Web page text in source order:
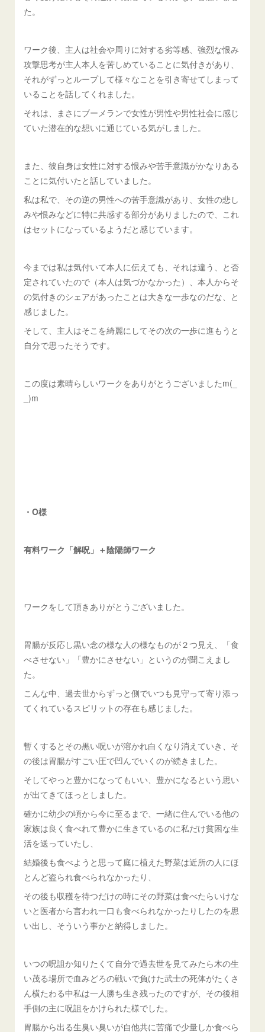
た。
ワーク後、主人は社会や周りに対する劣等感、強烈な恨み
攻撃思考が主人本人を苦しめていることに気付きがあり、
それがずっとループして様々なことを引き寄せてしまって
いることを話してくれました。
それは、まさにブーメランで女性が男性や男性社会に感じ
ていた潜在的な想いに通じている気がしました。
また、彼自身は女性に対する恨みや苦手意識がかなりある
ことに気付いたと話していました。
私は私で、その逆の男性への苦手意識があり、女性の悲し
みや恨みなどに特に共感する部分がありましたので、これ
はセットになっているようだと感じています。
今までは私は気付いて本人に伝えても、それは違う、と否
定されていたので（本人は気づかなかった）、本人からそ
の気付きのシェアがあったことは大きな一歩なのだな、と
感じました。
そして、主人はそこを綺麗にしてその次の一歩に進もうと
自分で思ったそうです。
この度は素晴らしいワークをありがとうございましたm(_
_)m
・O様
有料ワーク「解呪」＋陰陽師ワーク
ワークをして頂きありがとうございました。
胃腸が反応し黒い念の様な人の様なものが２つ見え、「食
べさせない」「豊かにさせない」というのが聞こえまし
た。
こんな中、過去世からずっと側でいつも見守って寄り添っ
てくれているスピリットの存在も感じました。
暫くするとその黒い呪いが溶かれ白くなり消えていき、そ
の後は胃腸がすごい圧で凹んでいくのが続きました。
そしてやっと豊かになってもいい、豊かになるという思い
が出てきてほっとしました。
確かに幼少の頃から今に至るまで、一緒に住んでいる他の
家族は良く食べれて豊かに生きているのに私だけ貧困な生
活を送っていたし、
結婚後も食べようと思って庭に植えた野菜は近所の人にほ
とんど盗られ食べられなかったり、
その後も収穫を待つだけの時にその野菜は食べたらいけな
いと医者から言われ一口も食べられなかったりしたのを思
い出し、そういう事かと納得しました。
いつの呪詛か知りたくて自分で過去世を見てみたら木の生
い茂る場所で血みどろの戦いで負けた武士の死体がたくさ
ん横たわる中私は一人勝ち生き残ったのですが、その後相
手側の主に呪詛をかけられた様でした。
胃腸から出る生臭い臭いが自他共に苦痛で少量しか食べら